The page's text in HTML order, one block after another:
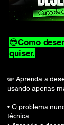
😎Como
quiser.
✏️ Aprenda a
usando apenas
• O problema
técnica